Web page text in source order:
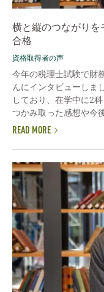
横と縦のつながりを
合格
資格取得者の声
今年の税理士試験で財
んにインタビューしま
しており、在学中に2
つかみ取った感想や今後
READ MORE